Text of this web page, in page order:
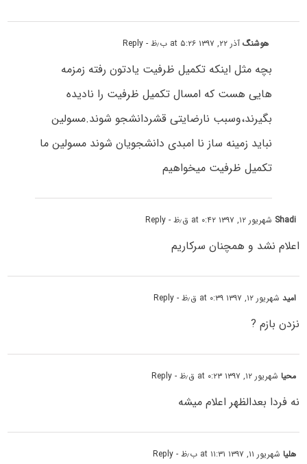
هوشنگآذر ۲۲, ۱۳۹۷ at ۵:۲۶ ب٫ظ - Reply
بچه مثل اینکه تکمیل ظرفیت یادتون رفته زمزمه
هایی هست که امسال تکمیل ظرفیت را نادیده
بگیرند،وسبب نارضایتی قشردانشجو شوند.مسولین
نباید زمینه ساز نا امبدی دانشجویان شوند مسولین ما
تکمیل ظرفیت میخواهیم
Shadi شهریور ۱۲, ۱۳۹۷ at ۰:۴۲ ق٫ظ - Reply
اعلام نشد و همچنان سرکاریم
امیدشهریور ۱۲, ۱۳۹۷ at ۰:۳۹ ق٫ظ - Reply
نزدن بازم ?
محیاشهریور ۱۲, ۱۳۹۷ at ۰:۲۳ ق٫ظ - Reply
نه فردا بعدالظهر اعلام میشه
هلیاشهریور ۱۱, ۱۳۹۷ at ۱۱:۳۱ ب٫ظ - Reply